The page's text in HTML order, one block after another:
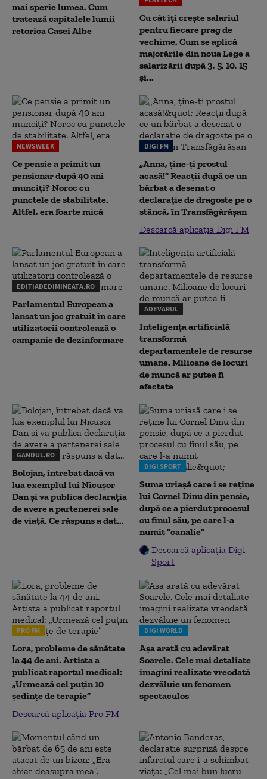
mai sperie lumea. Cum
tratează capitalele lumii
retorica Casei Albe
Cu cât îți crește salariul
pentru fiecare prag de
vechime. Cum se aplică
majorările din noua Lege a
salarizării după 3, 5, 10, 15
și...
NEWSWEEK
Ce pensie a primit un
pensionar după 40 ani
munciți? Noroc cu
punctele de stabilitate.
Altfel, era foarte mică
DIGI FM
„Anna, ţine-ţi prostul
acasă!" Reacţii după ce un
bărbat a desenat o
declaraţie de dragoste pe o
stâncă, în Transfăgărăşan
Descarcă aplicația Digi FM
EDITIADEDIMINEATA.RO
Parlamentul European a
lansat un joc gratuit în care
utilizatorii controlează o
campanie de dezinformare
ADEVARUL
Inteligența artificială
transformă
departamentele de resurse
umane. Milioane de locuri
de muncă ar putea fi
afectate
GANDUL.RO
Bolojan, întrebat dacă va
lua exemplul lui Nicușor
Dan și va publica declarația
de avere a partenerei sale
de viață. Ce răspuns a dat...
DIGI SPORT
Suma uriașă care i se reține
lui Cornel Dinu din pensie,
după ce a pierdut procesul
cu finul său, pe care l-a
numit "canalie"
Descarcă aplicația Digi
Sport
PRO FM
Lora, probleme de sănătate
la 44 de ani. Artista a
publicat raportul medical:
„Urmează cel puțin 10
ședințe de terapie”
Descarcă aplicația Pro FM
DIGI WORLD
Așa arată cu adevărat
Soarele. Cele mai detaliate
imagini realizate vreodată
dezvăluie un fenomen
spectaculos